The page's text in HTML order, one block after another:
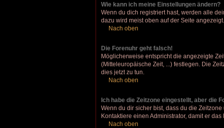
Wie kann ich meine Einstellungen ändern?
Wenn du dich registriert hast, werden alle
dazu wird meist oben auf der Seite
Nach oben
Die Forenuhr geht falsch!
Möglicherweise entspricht die angezeigte
(Mitteleuropäische Zeit, ...) festlegen. Die
dies jetzt zu tun.
Nach oben
Ich habe die Zeitzone eingestellt, aber die
Wenn du dir sicher bist, dass du die
Kontaktiere einen Administrator, damit er das
Nach oben